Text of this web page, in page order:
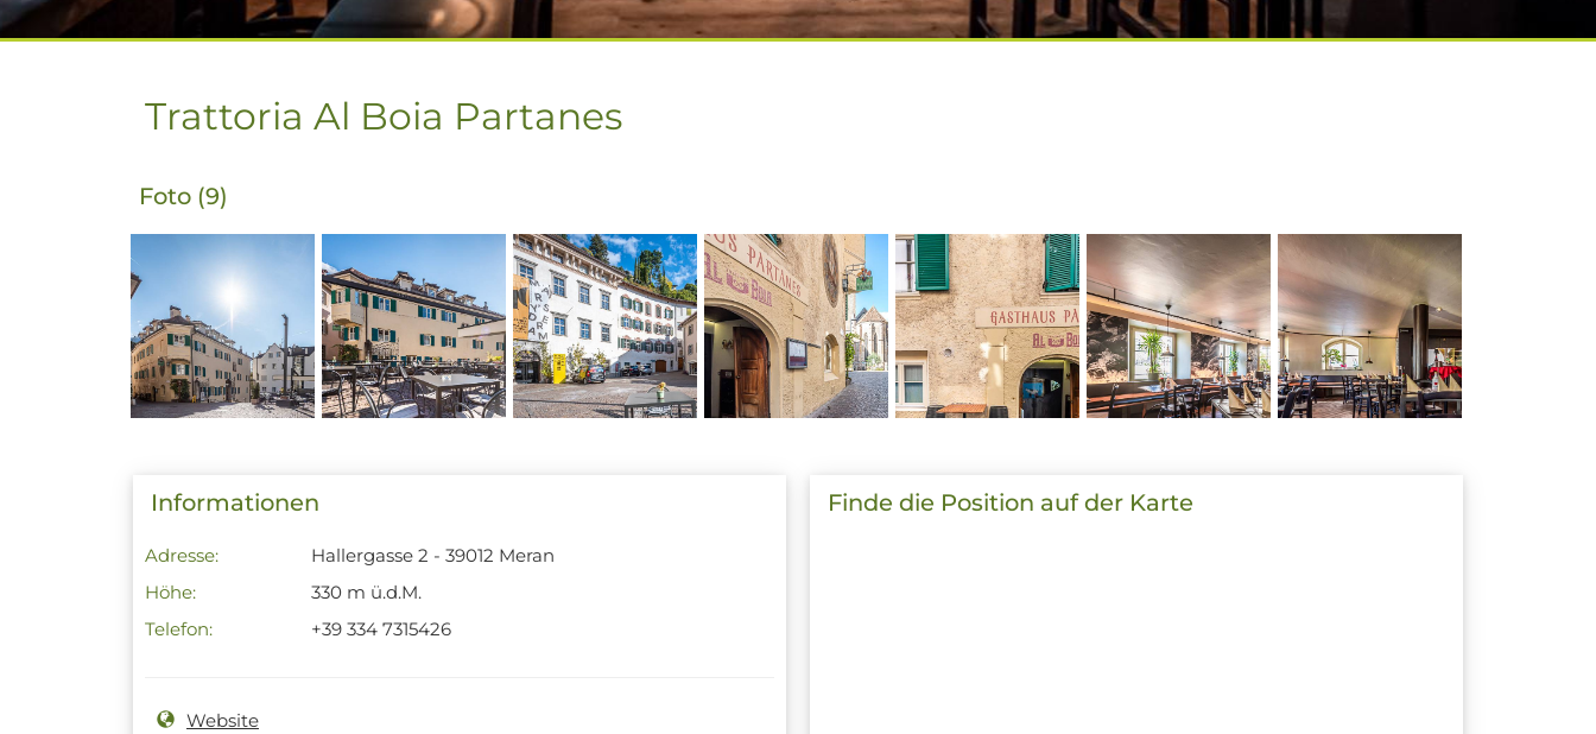
Trattoria Al Boia Partanes
Foto (9)
Informationen
Adresse:
Hallergasse 2 - 39012 Meran
Höhe:
330 m ü.d.M.
Telefon:
+39 334 7315426
Website
Finde die Position auf der Karte